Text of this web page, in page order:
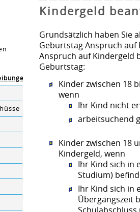
Kindergeld
Grundsätzlich haben Sie
Geburtstag Anspruch auf
Anspruch auf Kindergeld
Geburtstag:
Kinder zwischen 18
wenn
Ihr Kind nicht
arbeitsuchend
Kinder zwischen 18
Kindergeld, wenn
Ihr Kind sich in
Studium)
Ihr Kind sich in
Übergangszeit